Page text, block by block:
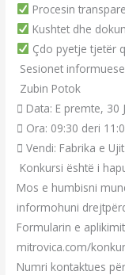
Procesin
Kushtet dhe
Çdo pyetje tjetër
Sesionet
Zubin Potok
 Data: E premte, 30
 Ora: 09:30 deri
 Vendi: Fabrika e
Konkursi është i
Mos e humbisni
informohuni
Formularin e
mitrovica.com/
Numri kontaktues